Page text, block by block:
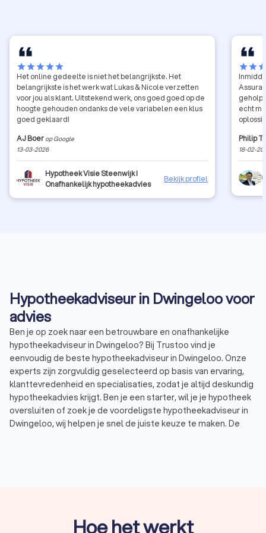
starstarstarstarstar
Het online gedeelte is niet het belangrijkste. Het
belangrijkste is het werk wat Lukas & Nicole verzetten
voor jou als klant. Uitstekend werk, ons goed goed op de
hoogte gehouden ondanks de vele variabelen een klus
goed geklaard!
AJ Boer op Google
13-03-2026
Hypotheek Visie Steenwijk I
Onafhankelijk hypotheekadvies
Bekijk profiel
starstar
echt
Philip
18-02-
Hypotheekadviseur in Dwingeloo voor
advies
Ben je op zoek naar een betrouwbare en onafhankelijke
hypotheekadviseur in Dwingeloo? Bij Trustoo vind je
eenvoudig de beste hypotheekadviseur in Dwingeloo. Onze
experts zijn zorgvuldig geselecteerd op basis van ervaring,
klanttevredenheid en specialisaties, zodat je altijd deskundig
hypotheekadvies krijgt. Ben je een starter, wil je je hypotheek
oversluiten of zoek je de voordeligste hypotheekadviseur in
Dwingeloo, wij helpen je snel de juiste keuze te maken. De
Wat doet een hypotheekadviseur in
Hoe het werkt